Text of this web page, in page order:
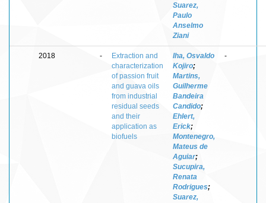
Suarez,
Paulo
Anselmo
Ziani
2018 -
Extraction and
characterization
of passion fruit
and guava oils
from industrial
residual seeds
and their
application as
biofuels
Iha, Osvaldo
Kojiro;
Martins,
Guilherme
Bandeira
Candido;
Ehlert,
Erick;
Montenegro,
Mateus de
Aguiar;
Sucupira,
Renata
Rodrigues;
Suarez,
-